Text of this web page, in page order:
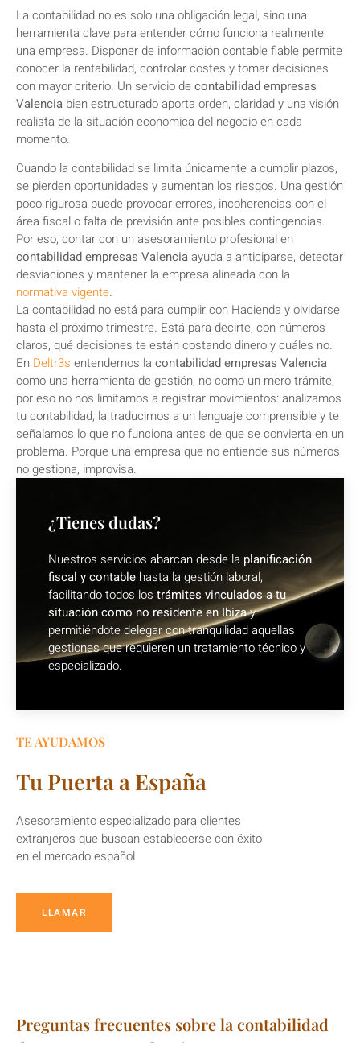
La contabilidad no es solo una obligación legal, sino una
herramienta clave para entender cómo funciona realmente
una empresa. Disponer de información contable fiable permite
conocer la rentabilidad, controlar costes y tomar decisiones
con mayor criterio. Un servicio decontabilidad empresas
Valencia bien estructurado aporta orden, claridad y una visión
realista de la situación económica del negocio en cada
momento.
Cuando la contabilidad se limita únicamente a cumplir plazos,
se pierden oportunidades y aumentan los riesgos. Una gestión
poco rigurosa puede provocar errores, incoherencias con el
área fiscal o falta de previsión ante posibles contingencias.
Por eso, contar con un asesoramiento profesional en
contabilidad empresas Valenciaayuda a anticiparse, detectar
desviaciones y mantener la empresa alineada con la
normativa vigente.
La contabilidad no está para cumplir con Hacienda y olvidarse
hasta el próximo trimestre. Está para decirte, con números
claros, qué decisiones te están costando dinero y cuáles no.
En Deltr3s entendemos la contabilidad empresas Valencia
como una herramienta de gestión, no como un mero trámite,
por eso no nos limitamos a registrar movimientos: analizamos
tu contabilidad, la traducimos a un lenguaje comprensible y te
señalamos lo que no funciona antes de que se convierta en un
problema. Porque una empresa que no entiende sus números
no gestiona, improvisa.
¿Tienes dudas?
Nuestros servicios abarcan desde la planificación
fiscal y contable hasta la gestión laboral,
facilitando todos los trámites vinculados a tu
situación como no residente en Ibizay
permitiéndote delegar con tranquilidad aquellas
gestiones que requieren un tratamiento técnico y
especializado.
TE AYUDAMOS
Tu Puerta a España
Asesoramiento especializado para clientes
extranjeros que buscan establecerse con éxito
en el mercado español
LLAMAR
Preguntas frecuentes sobre la contabilidad